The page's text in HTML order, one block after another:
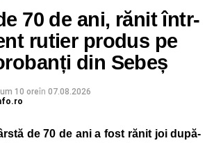
70 de ani, rănit într-
rutier produs pe
din Sebeș
10 oreîn 07.08.2026
de 70 de ani a fost rănit joi după-